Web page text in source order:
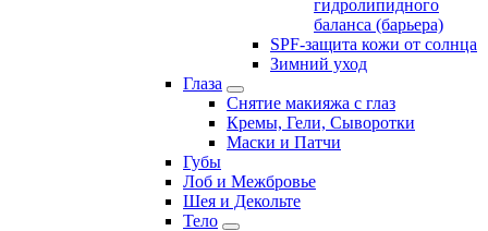
гидролипидного
баланса (барьера)
SPF-защита кожи от солнца
Зимний уход
Глаза
Снятие макияжа с глаз
Кремы, Гели, Сыворотки
Маски и Патчи
Губы
Лоб и Межбровье
Шея и Декольте
Тело